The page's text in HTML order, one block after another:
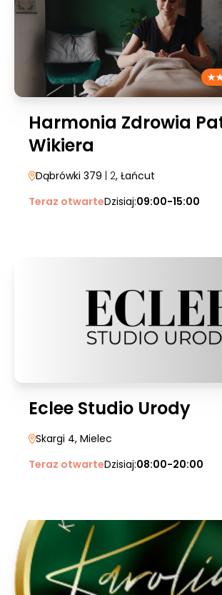
Harmonia Zdrowia
Wikiera
Dąbrówki 379 | 2, Łańcut
Teraz otwarteDzisiaj:09:00-15:00
Eclee Studio Urody
Skargi 4, Mielec
Teraz otwarteDzisiaj:08:00-20:00